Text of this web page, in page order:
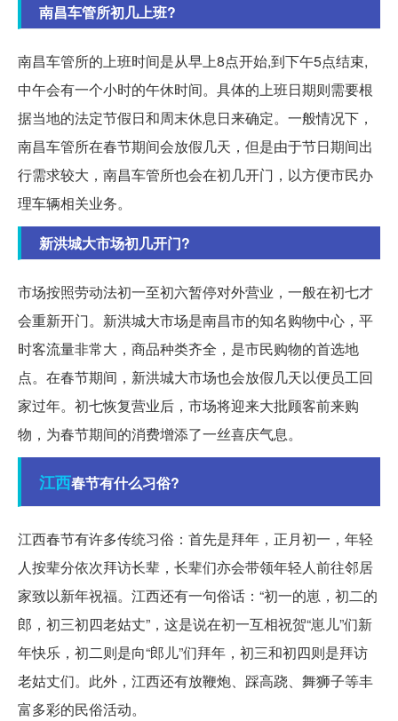
南昌车管所初几上班?
南昌车管所的上班时间是从早上8点开始,到下午5点结束,
中午会有一个小时的午休时间。具体的上班日期则需要根
据当地的法定节假日和周末休息日来确定。一般情况下，
南昌车管所在春节期间会放假几天，但是由于节日期间出
行需求较大，南昌车管所也会在初几开门，以方便市民办
理车辆相关业务。
新洪城大市场初几开门?
市场按照劳动法初一至初六暂停对外营业，一般在初七才
会重新开门。新洪城大市场是南昌市的知名购物中心，平
时客流量非常大，商品种类齐全，是市民购物的首选地
点。在春节期间，新洪城大市场也会放假几天以便员工回
家过年。初七恢复营业后，市场将迎来大批顾客前来购
物，为春节期间的消费增添了一丝喜庆气息。
江西春节有什么习俗?
江西春节有许多传统习俗：首先是拜年，正月初一，年轻
人按辈分依次拜访长辈，长辈们亦会带领年轻人前往邻居
家致以新年祝福。江西还有一句俗话：“初一的崽，初二的
郎，初三初四老姑丈”，这是说在初一互相祝贺“崽儿”们新
年快乐，初二则是向“郎儿”们拜年，初三和初四则是拜访
老姑丈们。此外，江西还有放鞭炮、踩高跷、舞狮子等丰
富多彩的民俗活动。